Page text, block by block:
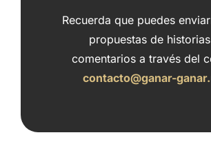
Recuerda que puedes
propuestas de
comentarios a través del
contacto@ganar-